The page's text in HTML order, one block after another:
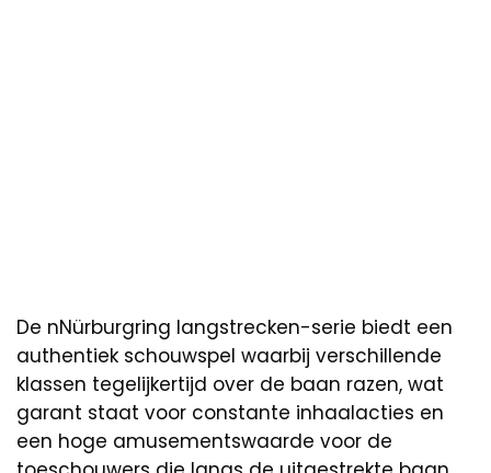
De nNürburgring langstrecken-serie biedt een
authentiek schouwspel waarbij verschillende
klassen tegelijkertijd over de baan razen, wat
garant staat voor constante inhaalacties en
een hoge amusementswaarde voor de